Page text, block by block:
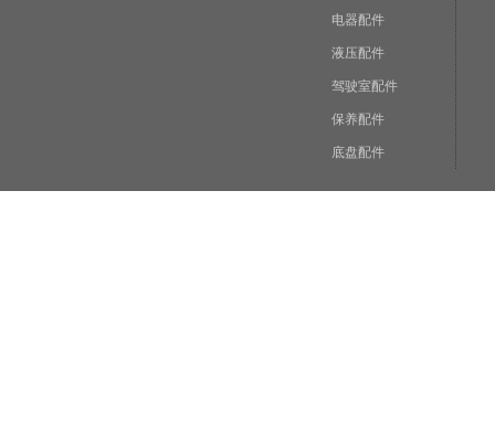
电器配件
液压配件
驾驶室配件
保养配件
底盘配件